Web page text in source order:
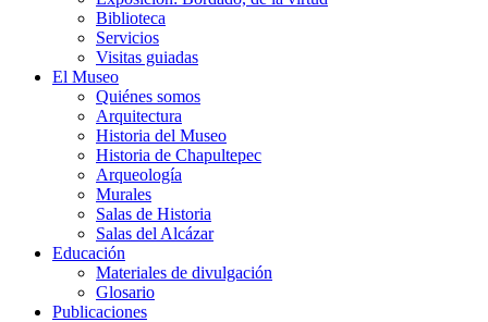
Biblioteca
Servicios
Visitas guiadas
El Museo
Quiénes somos
Arquitectura
Historia del Museo
Historia de Chapultepec
Arqueología
Murales
Salas de Historia
Salas del Alcázar
Educación
Materiales de divulgación
Glosario
Publicaciones